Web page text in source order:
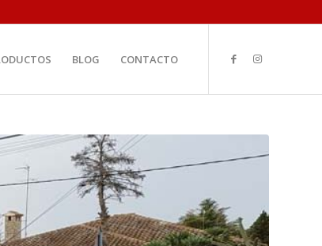
BLOG CONTACTO